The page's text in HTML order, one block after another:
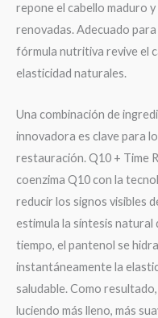
repone el cabello maduro
renovadas. Adecuado
fórmula nutritiva revive el
elasticidad naturales.
Una combinación de
innovadora es clave para
restauración. Q10 + Time
coenzima Q10 con la
reducir los signos visibles
estimula la síntesis natural
tiempo, el pantenol se
instantáneamente la
saludable. Como
luciendo más lleno, más